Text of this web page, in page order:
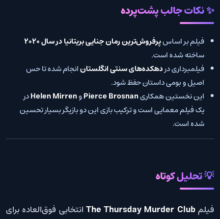
✨ نکات جالب پشت‌پرده
فیلم بر اساسپرفروش‌ترین رمان جنایی بریتانیا در سال 2020
ساخته شده است.
فیلمبرداری دردهکده‌های سنتی انگلستانانجام شده تا حس
اصیل و بومی داستان حفظ شود.
این نخستین همکاریPierce BrosnanوHelen Mirrenدر
یک فیلم معمایی است و ترکیب بازی این دو بازیگر بسیار تحسین
شده است.
💡 تحلیل کوتاه
فیلمThe Thursday Murder Club انتخابی فوق‌العاده برای